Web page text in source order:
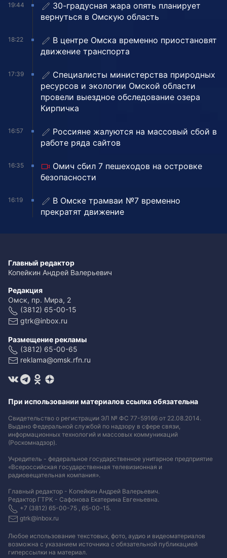
19:44
30-градусная жара опять планирует
вернуться в Омскую область
18:22
В центре Омска временно приостановят
движение транспорта
17:39
Специалисты министерства природных
ресурсов и экологии Омской области
провели выездное обследование озера
Кирпичка
16:57
Россияне жалуются на массовый сбой в
работе ряда сайтов
16:35
Омич сбил 7 пешеходов на островке
безопасности
16:19
В Омске трамваи №7 временно
прекратят движение
Главный редактор
Копейкин Андрей Валерьевич
Редакция
Омск, пр. Мира, 2
(3812) 65-00-15
gtrk@inbox.ru
Размещение рекламы
(3812) 65-00-65
reklama@omsk.rfn.ru
При использовании материалов ссылка обязательна
Свидетельство о регистрации ЭЛ № ФС 77-59166 от 22.08.2014.
Выдано Федеральной службой по надзору в сфере связи,
информационных технологий и массовых коммуникаций
(Роскомнадзор).
Учредитель - федеральное государственное унитарное предприятие
«Всероссийская государственная телевизионная и
радиовещательная компания».
Главный редактор - Копейкин Андрей Валерьевич.
Редактор ГТРК - Сафонова Екатерина Евгеньевна.
+7 (3812) 65-00-75 , 65-00-15.
gtrk@inbox.ru
Любое использование текстовых, фото, аудио и видеоматериалов
возможна с указанием источника с обязательной публикацией
гиперссылки на материал.